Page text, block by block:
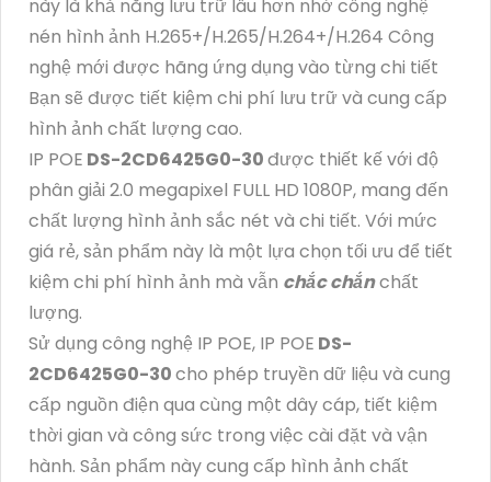
này là khả năng lưu trữ lâu hơn nhờ công nghệ
nén hình ảnh H.265+/H.265/H.264+/H.264 Công
nghệ mới được hãng ứng dụng vào từng chi tiết
Bạn sẽ được tiết kiệm chi phí lưu trữ và cung cấp
hình ảnh chất lượng cao.
IP POE DS-2CD6425G0-30được thiết kế với độ
phân giải 2.0 megapixel FULL HD 1080P, mang đến
chất lượng hình ảnh sắc nét và chi tiết. Với mức
giá rẻ, sản phẩm này là một lựa chọn tối ưu để tiết
kiệm chi phí hình ảnh mà vẫn chắc chắnchất
lượng.
Sử dụng công nghệ IP POE, IP POE DS-
2CD6425G0-30cho phép truyền dữ liệu và cung
cấp nguồn điện qua cùng một dây cáp, tiết kiệm
thời gian và công sức trong việc cài đặt và vận
hành. Sản phẩm này cung cấp hình ảnh chất